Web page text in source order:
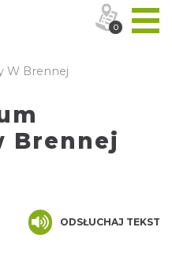
W Brennej
Brennej
ODSŁUCHAJ TEKST
0